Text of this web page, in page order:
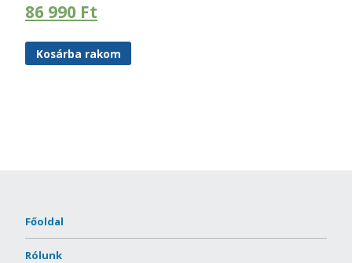
86 990 Ft
Kosárba rakom
Főoldal
Rólunk